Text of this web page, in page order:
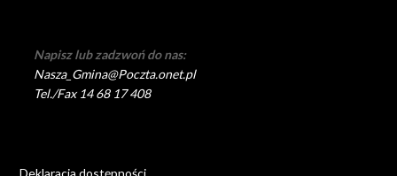
Napisz lub zadzwoń do nas:
Nasza_Gmina@Poczta.onet.pl
Tel./Fax 14 68 17 408